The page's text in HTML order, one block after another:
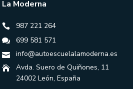
La Moderna
987 221 264
699 581 571
info@autoescuelalamoderna.es
Avda. Suero de Quiñones, 11
24002 León, España